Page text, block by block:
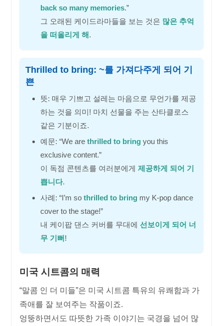
back so many memories.”
그 오래된 케이드라마들을 보는 것은 많은 추억
을 떠올리게 해.
Thrilled to bring: ~를 가져다주게 되어 기
쁜
뜻: 매우 기쁘고 설레는 마음으로 무언가를 제공
하는 것을 의미! 마치 선물을 주는 산타클로스
같은 기분이죠.
예문: “We are thrilled to bring you this
exclusive content.”
이 독점 콘텐츠를 여러분에게 제공하게 되어 기
쁩니다.
사례: “I’m so thrilled to bring my K-pop dance
cover to the stage!”
내 케이팝 댄스 커버를 무대에 선보이게 되어 너
무 기뻐!
미국 시트콤의 매력
“말콤 인 더 미들”은 미국 시트콤 특유의 유쾌함과 가
족애를 잘 보여주는 작품이죠.
엉뚱하면서도 따뜻한 가족 이야기는 국경을 넘어 많